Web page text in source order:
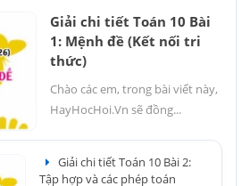
Giải chi tiết Toán 10 Bài
1: Mệnh đề (Kết nối tri
thức)
Chào các em, trong bài viết này,
HayHocHoi.Vn sẽ đồng...
Giải chi tiết Toán 10 Bài 2:
Tập hợp và các phép toán